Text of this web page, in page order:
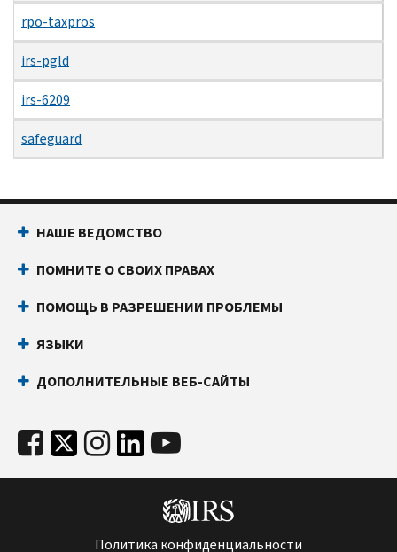
rpo-taxpros
irs-pgld
irs-6209
safeguard
НАШЕ ВЕДОМСТВО
ПОМНИТЕ О СВОИХ ПРАВАХ
ПОМОЩЬ В РАЗРЕШЕНИИ ПРОБЛЕМЫ
ЯЗЫКИ
ДОПОЛНИТЕЛЬНЫЕ ВЕБ-САЙТЫ
Политика конфиденциальности